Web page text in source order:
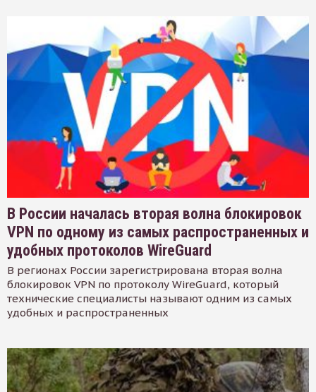
В России началась вторая волна блокировок
VPN по одному из самых распространенных и
удобных протоколов WireGuard
В регионах России зарегистрирована вторая волна
блокировок VPN по протоколу WireGuard, который
технические специалисты называют одним из самых
удобных и распространенных